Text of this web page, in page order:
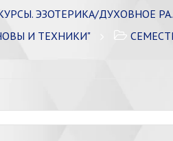
ЭЗОТЕРИКА/ДУХОВНОЕ РАЗВИТИЕ
И ТЕХНИКИ"